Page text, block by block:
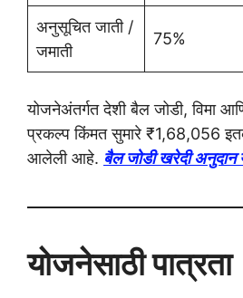
अनुसूचित जाती /
जमाती
75%
योजनेअंतर्गत देशी बैल जोडी, विमा
प्रकल्प किंमत सुमारे ₹1,68,056
आलेली आहे. बैल जोडी खरेदी अनुदान
योजनेसाठी पात्रता